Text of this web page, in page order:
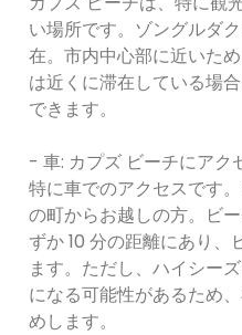
い場所です。ゾングルダ
在。市内中心部に近いた
は近くに滞在している場
できます。
- 車: カプズ ビーチにアク
特に車でのアクセスです
の町からお越しの方。ビ
ずか 10 分の距離にあり、
ます。ただし、ハイシー
になる可能性があるため
めします。